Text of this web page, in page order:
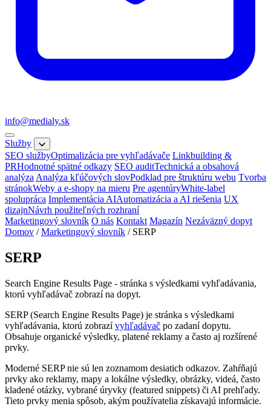
info@medialy.sk
Služby
SEO službyOptimalizácia pre vyhľadávače Linkbuilding &
PRHodnotné spätné odkazy SEO auditTechnická a obsahová
analýza Analýza kľúčových slovPodklad pre štruktúru webu Tvorba
stránokWeby a e-shopy na mieru Pre agentúryWhite-label
spolupráca Implementácia AIAutomatizácia a AI riešenia UX
dizajnNávrh použiteľných rozhraní
Marketingový slovník O nás Kontakt Magazín Nezáväzný dopyt
Domov / Marketingový slovník /SERP
SERP
Search Engine Results Page - stránka s výsledkami vyhľadávania,
ktorú vyhľadávač zobrazí na dopyt.
SERP (Search Engine Results Page) je stránka s výsledkami
vyhľadávania, ktorú zobrazívyhľadávač po zadaní dopytu.
Obsahuje organické výsledky, platené reklamy a často aj rozšírené
prvky.
Moderné SERP nie sú len zoznamom desiatich odkazov. Zahŕňajú
prvky ako reklamy, mapy a lokálne výsledky, obrázky, videá, často
kladené otázky, vybrané úryvky (featured snippets) či AI prehľady.
Tieto prvky menia spôsob, akým používatelia získavajú informácie.